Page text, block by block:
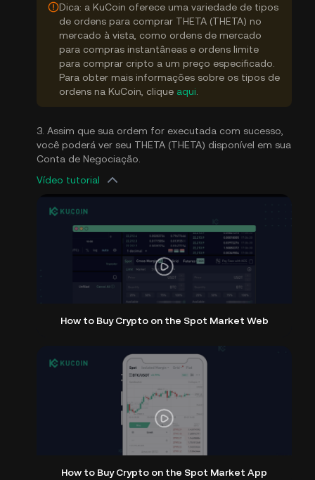
Dica: a KuCoin oferece uma variedade de tipos
de ordens para comprar THETA (THETA) no
mercado à vista, como ordens de mercado
para compras instantâneas e ordens limite
para comprar cripto a um preço especificado.
Para obter mais informações sobre os tipos de
ordens na KuCoin, clique aqui
3. Assim que sua ordem for executada com sucesso,
você poderá ver seu THETA (THETA) disponível em sua
Conta de Negociação.
Vídeo tutorial
How to Buy Crypto on the Spot Market Web
How to Buy Crypto on the Spot Market App